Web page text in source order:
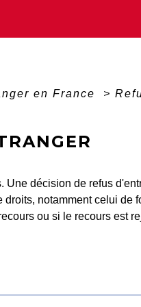
en France >
Une décision de refus
notamment celui de
ou si le recours est